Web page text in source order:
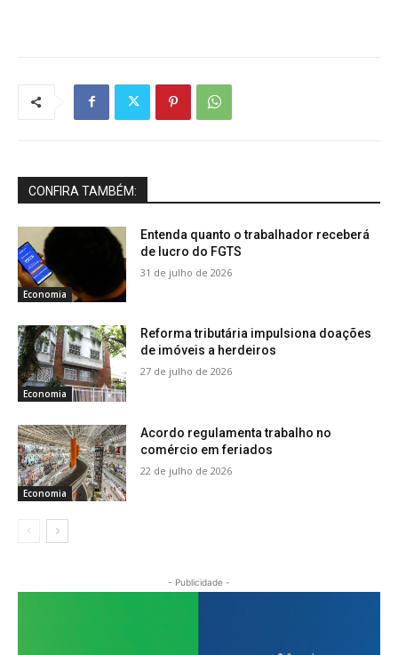
CONFIRA TAMBÉM:
Economia
Entenda quanto o trabalhador receberá
de lucro do FGTS
31 de julho de 2026
Economia
Reforma tributária impulsiona doações
de imóveis a herdeiros
27 de julho de 2026
Economia
Acordo regulamenta trabalho no
comércio em feriados
22 de julho de 2026
- Publicidade -